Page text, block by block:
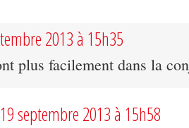
2013 à 15h35
plus facilement dans la
19 septembre 2013 à 15h58